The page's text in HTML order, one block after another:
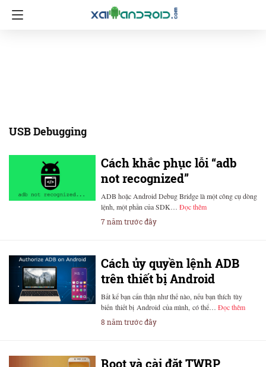
USB Debugging
Cách khắc phục lỗi “adb
not recognized”
ADB hoặc Android Debug Bridge là một công cụ dòng
lệnh, một phần của SDK… Đọc thêm
7 năm trước đây
Cách ủy quyền lệnh ADB
trên thiết bị Android
Bất kể bạn cẩn thận như thế nào, nếu bạn thích tùy
biến thiết bị Android của mình, có thể… Đọc thêm
8 năm trước đây
Root và cài đặt TWRP